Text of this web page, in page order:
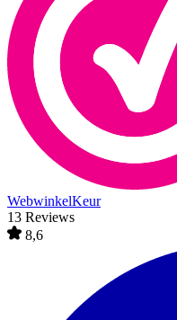
WebwinkelKeur
13 Reviews
8,6